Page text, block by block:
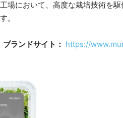
場において、高度な栽培技術を
。
ランドサイト： https://